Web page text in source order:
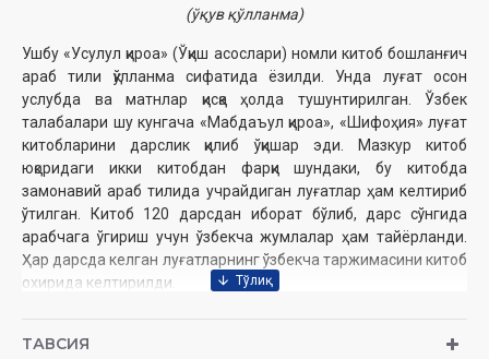
(ўқув қўлланма)
Ушбу «Усулул қироа» (Ўқиш асослари) номли китоб бошланғич
араб тили қўлланма сифатида ёзилди. Унда луғат осон
услубда ва матнлар қисқа ҳолда тушунтирилган. Ўзбек
талабалари шу кунгача «Мабдаъул қироа», «Шифоҳия» луғат
китобларини дарслик қилиб ўқишар эди. Мазкур китоб
юқоридаги икки китобдан фарқи шундаки, бу китобда
замонавий араб тилида учрайдиган луғатлар ҳам келтириб
ўтилган. Китоб 120 дарсдан иборат бўлиб, дарс сўнгида
арабчага ўгириш учун ўзбекча жумлалар ҳам тайёрланди.
Ҳар дарсда келган луғатларнинг ўзбекча таржимасини китоб
охирида келтирилди.
мўлжалланган бўлиб, мактаб ёшидаги бошланғич толиби
ТАВСИЯ